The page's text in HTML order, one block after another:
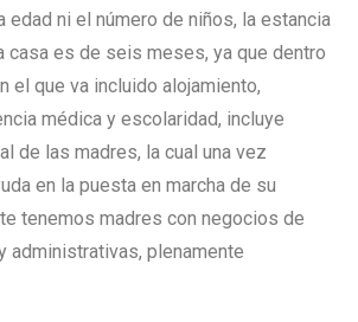
edad ni el número de niños, la estancia
casa es de seis meses, ya que dentro
el que va incluido alojamiento,
médica y escolaridad, incluye
de las madres, la cual una vez
en la puesta en marcha de su
tenemos madres con negocios de
administrativas, plenamente